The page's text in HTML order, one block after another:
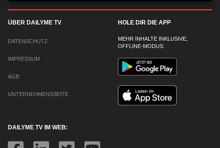
ÜBER DAILYME TV
DATENSCHUTZ
IMPRESSUM
AGB
UNTERNEHMENSSEITE
HOLE DIR DIE APP
MEHR INHALTE INKLUSIVE,
OFFLINE-MODUS:
DAILYME TV IM WEB: